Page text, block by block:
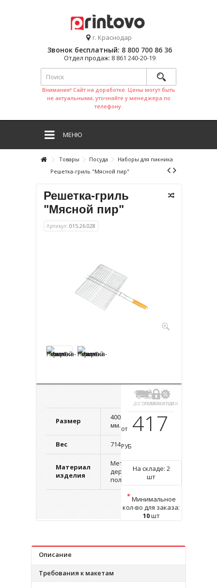
г. Краснодар
Звонок бесплатный: 8 800 700 86 36
Отдел продаж: 8 861 240-20-19
Внимание! Сайт на доработке. Цены могут быть
не актуальными, уточняйте у менеджера по
телефону.
МЕНЮ
Товары Посуда
Наборы для пикника
Решетка-гриль "Мясной пир"
Размер
400х585х30
мм.
Вес 714 г.
Материал
изделия
Металл,
дерево,
полиэстер
ДОСТАВКА
ОПЛАТАГАРАНТИИ
СКИДКИ
от 417
РУБ
На складе: 2
шт
*Минимальное
кол-во для заказа:
10шт
Решетка-гриль
"Мясной пир"
Артикул: 015.26.028
Описание
Требования к макетам